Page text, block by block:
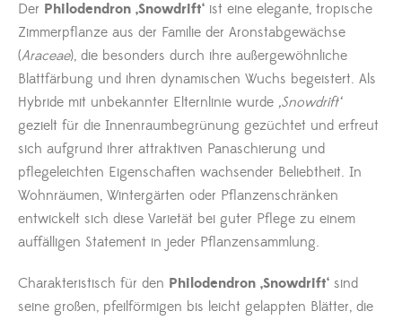
Der Philodendron ‚Snowdrift‘ ist eine elegante, tropische
Zimmerpflanze aus der Familie der Aronstabgewächse
(Araceae), die besonders durch ihre außergewöhnliche
Blattfärbung und ihren dynamischen Wuchs begeistert. Als
Hybride mit unbekannter Elternlinie wurde ‚Snowdrift‘
gezielt für die Innenraumbegrünung gezüchtet und erfreut
sich aufgrund ihrer attraktiven Panaschierung und
pflegeleichten Eigenschaften wachsender Beliebtheit. In
Wohnräumen, Wintergärten oder Pflanzenschränken
entwickelt sich diese Varietät bei guter Pflege zu einem
auffälligen Statement in jeder Pflanzensammlung.
Charakteristisch für den Philodendron ‚Snowdrift‘ sind
seine großen, pfeilförmigen bis leicht gelappten Blätter, die